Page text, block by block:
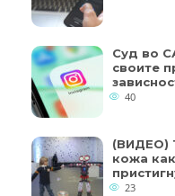
Суд во
своите
40
(ВИДЕО)
кожа
23